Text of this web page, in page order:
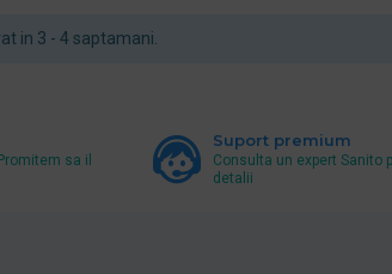
in 3 - 4 saptamani.
sa il
Suport premium
Consulta un expert Sanito
detalii